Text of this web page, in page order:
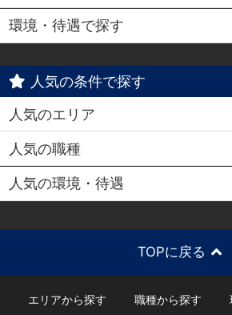
環境・待遇で探す
人気の条件で探す
人気のエリア
人気の職種
人気の環境・待遇
TOPに戻る
エリアから探す 職種から探す